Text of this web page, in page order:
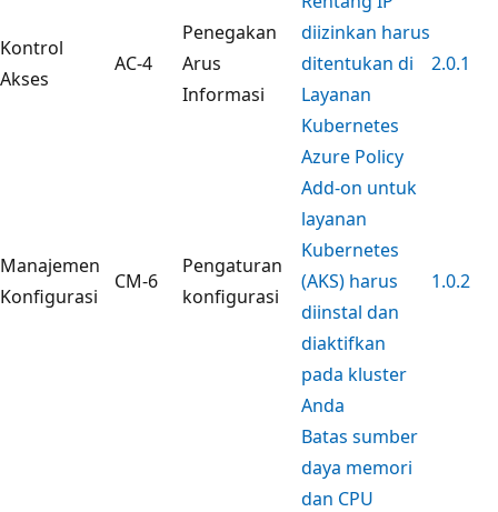
Kontrol
Akses
AC-4
Penegakan
Arus
Informasi
diizinkan harus
ditentukan di
Layanan
Kubernetes
2.0.1
Manajemen
Konfigurasi
CM-6
Pengaturan
konfigurasi
Azure Policy
Add-on untuk
layanan
Kubernetes
(AKS) harus
diinstal dan
diaktifkan
pada kluster
Anda
1.0.2
Batas sumber
daya memori
dan CPU